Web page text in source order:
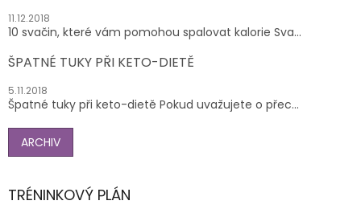
11.12.2018
10 svačin, které vám pomohou spalovat kalorie Sva...
ŠPATNÉ TUKY PŘI KETO-DIETĚ
5.11.2018
Špatné tuky při keto-dietě Pokud uvažujete o přec...
ARCHIV
TRÉNINKOVÝ PLÁN